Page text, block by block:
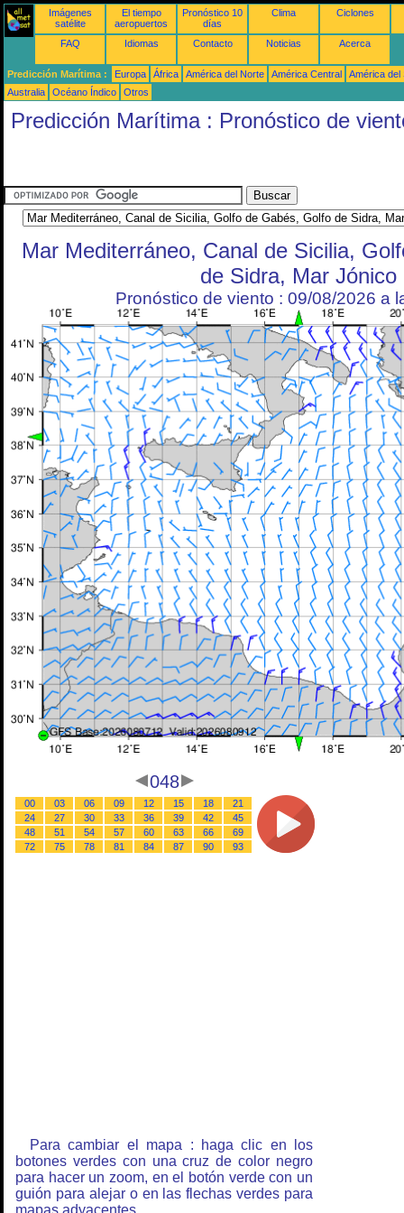
Imágenes
satélite
El tiempo
aeropuertos
Pronóstico 10
días
Clima Ciclones
FAQ Idiomas Contacto Noticias Acerca
Predicción Marítima : Europa África América del Norte América Central
América del
Australia
Océano Índico Otros
Predicción Marítima : Pronóstico de
Mar Mediterráneo, Canal de Sicilia,
de Sidra, Mar Jónico
Pronóstico de viento : 09/08/2026 a
048
00 03 06 09 12 15 18
21
24
27 30 33 36 39 42
45
48
51 54 57 60 63 66
69
72
75 78 81 84 87 90 93
Para cambiar el mapa : haga clic en los
botones verdes con una cruz de color negro
para hacer un zoom, en el botón verde con un
guión para alejar o en las flechas verdes para
mapas adyacentes.